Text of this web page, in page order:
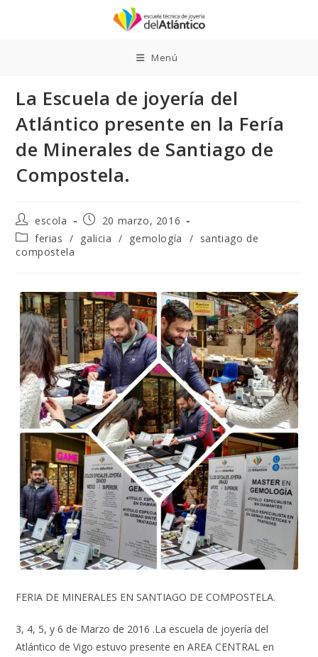
Menú
La Escuela de joyería del
Atlántico presente en la Fería
de Minerales de Santiago de
Compostela.
Autor
de
la
entrada:
escola
Publicación
de
la
20 marzo, 2016
Categoría
de
ferias / galicia / gemología / santiago de
compostela
FERIA DE MINERALES EN SANTIAGO DE COMPOSTELA.
3, 4, 5, y 6 de Marzo de 2016 .La escuela de joyería del
Atlántico de Vigo estuvo presente en AREA CENTRAL en